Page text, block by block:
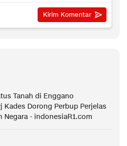
Tanah di Enggano
Kades Dorong Perbup Perjelas
Negara - indonesiaR1.com